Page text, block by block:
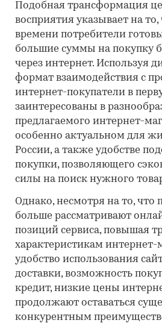
Подобная трансформация
восприятия указывает на
времени потребители
большие суммы на покупку
через интернет. Используя
формат взаимодействия с
интернет-покупатели в
заинтересованы в
предлагаемого интернет-
особенно актуальном для
России, а также удобстве
покупки, позволяющего
силы на поиск нужного
Однако, несмотря на то, что
больше рассматривают
позиций сервиса, повышая
характеристикам интернет-
удобство использования
доставки, возможность
кредит, низкие цены
продолжают оставаться
конкурентным